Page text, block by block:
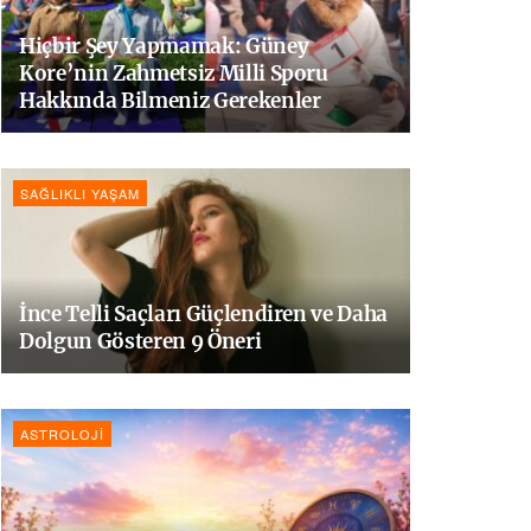
Hiçbir Şey Yapmamak: Güney
Kore’nin Zahmetsiz Milli Sporu
Hakkında Bilmeniz Gerekenler
SAĞLIKLI YAŞAM
İnce Telli Saçları Güçlendiren ve Daha
Dolgun Gösteren 9 Öneri
ASTROLOJI